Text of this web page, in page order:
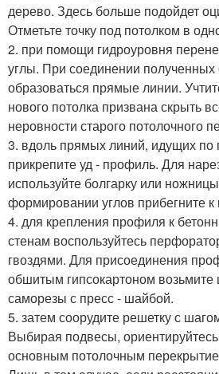
дерево. Здесь больше подойдет
Отметьте точку под потолком в
2. при помощи гидроуровня
углы. При соединении
образоваться прямые линии.
нового потолка призвана скрыть
неровности старого потолочного
3. вдоль прямых линий, идущих по
прикрепите уд - профиль. Для
используйте болгарку или
формировании углов прибегните
4. для крепления профиля к
стенам воспользуйтесь
гвоздями. Для присоединения
обшитым гипсокартоном возьмите
саморезы с пресс - шайбой.
5. затем соорудите решетку с
Выбирая подвесы,
основным потолочным